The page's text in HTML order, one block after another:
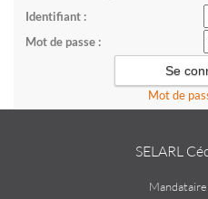
Identifiant :
Mot de passe :
Mot de
SELARL